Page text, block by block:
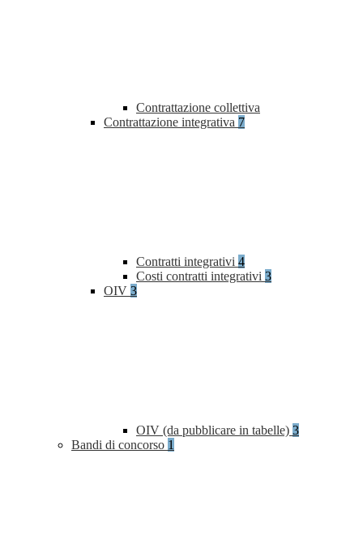
Contrattazione collettiva
Contrattazione integrativa 7
Contratti integrativi 4
Costi contratti integrativi 3
OIV 3
OIV (da pubblicare in tabelle) 3
Bandi di concorso 1